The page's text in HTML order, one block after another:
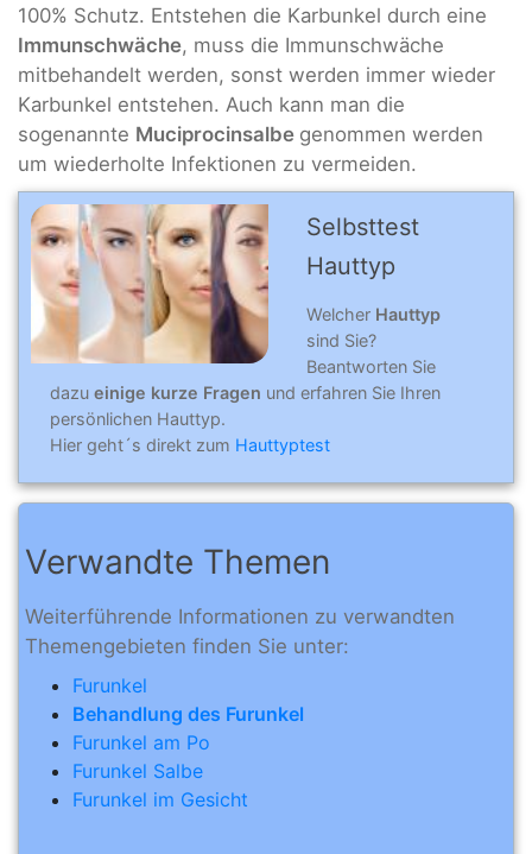
100% Schutz. Entstehen die Karbunkel durch eine
Immunschwäche, muss die Immunschwäche
mitbehandelt werden, sonst werden immer wieder
Karbunkel entstehen. Auch kann man die
sogenannte Muciprocinsalbe genommen werden
um wiederholte Infektionen zu vermeiden.
Selbsttest
Hauttyp
Welcher Hauttyp
sind Sie?
Beantworten Sie
dazu einige kurze Fragen und erfahren Sie Ihren
persönlichen Hauttyp.
Hier geht´s direkt zum Hauttyptest
Verwandte Themen
Weiterführende Informationen zu verwandten
Themengebieten finden Sie unter:
Furunkel
Behandlung des Furunkel
Furunkel am Po
Furunkel Salbe
Furunkel im Gesicht